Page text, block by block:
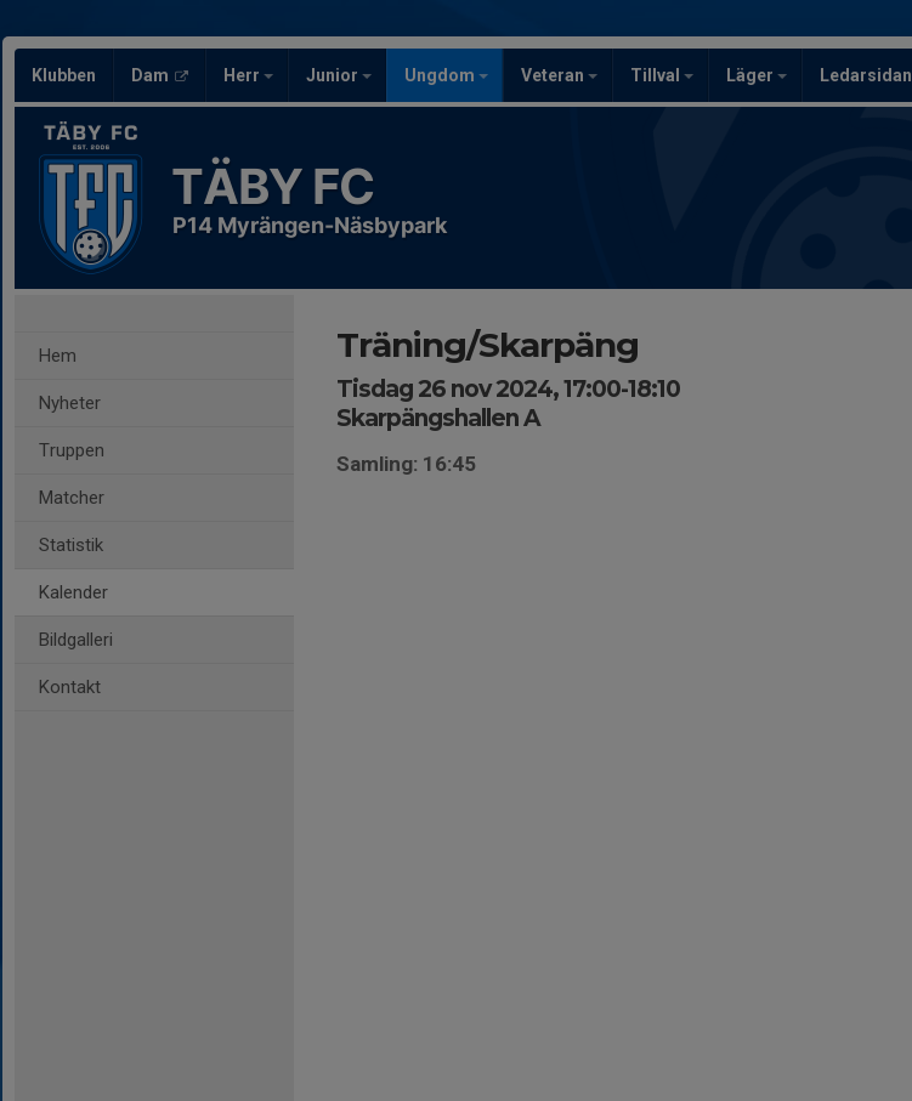
Klubben Dam Herr Junior Ungdom Veteran Tillval Läger Ledarsidan
TÄBY FC
P14 Myrängen-Näsbypark
Hem
Nyheter
Truppen
Matcher
Statistik
Kalender
Bildgalleri
Kontakt
Träning/Skarpäng
Tisdag 26 nov 2024, 17:00-18:10
Skarpängshallen A
Samling: 16:45